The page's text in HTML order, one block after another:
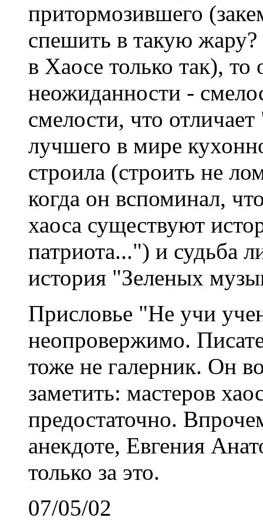
притормозившего
спешить в такую
в Хаосе только так), то
неожиданности -
смелости, что
лучшего в мире
строила (строить не
когда он вспоминал,
хаоса существуют
патриота...") и судьба
история "Зеленых
Присловье "Не учи
неопровержимо.
тоже не галерник. Он
заметить: мастеров
предостаточно.
анекдоте, Евгения
только за это.
07/05/02